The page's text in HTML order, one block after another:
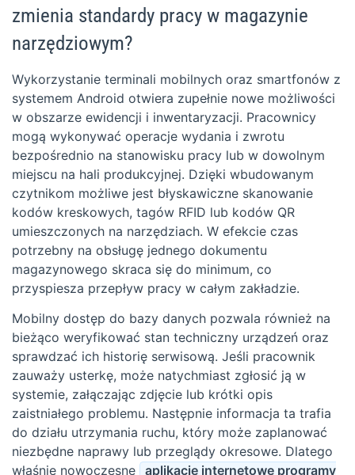
zmienia standardy pracy w magazynie
narzędziowym?
Wykorzystanie terminali mobilnych oraz smartfonów z
systemem Android otwiera zupełnie nowe możliwości
w obszarze ewidencji i inwentaryzacji. Pracownicy
mogą wykonywać operacje wydania i zwrotu
bezpośrednio na stanowisku pracy lub w dowolnym
miejscu na hali produkcyjnej. Dzięki wbudowanym
czytnikom możliwe jest błyskawiczne skanowanie
kodów kreskowych, tagów RFID lub kodów QR
umieszczonych na narzędziach. W efekcie czas
potrzebny na obsługę jednego dokumentu
magazynowego skraca się do minimum, co
przyspiesza przepływ pracy w całym zakładzie.
Mobilny dostęp do bazy danych pozwala również na
bieżąco weryfikować stan techniczny urządzeń oraz
sprawdzać ich historię serwisową. Jeśli pracownik
zauważy usterkę, może natychmiast zgłosić ją w
systemie, załączając zdjęcie lub krótki opis
zaistniałego problemu. Następnie informacja ta trafia
do działu utrzymania ruchu, który może zaplanować
niezbędne naprawy lub przeglądy okresowe. Dlatego
właśnie nowoczesne aplikacje internetowe programy